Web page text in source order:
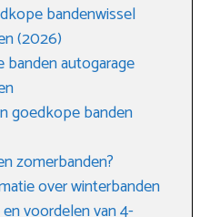
bandenwissel
(2026)
autogarage
goedkope banden
zomerbanden?
over winterbanden
voordelen van 4-